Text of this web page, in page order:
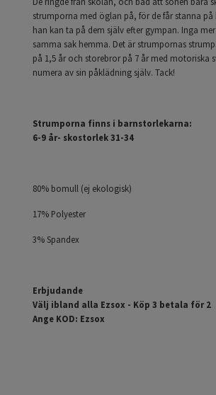
strumporna med öglan på, för de får stanna på
han kan ta på dem själv efter gympan. Inga
samma sak hemma. Det är strumpornas
på 1,5 år och storebror på 7 år med motoriska
numera av sin påklädning själv. Tack!
Strumporna finns i barnstorlekarna:
6-9 år- skostorlek 31-34
80% bomull (ej ekologisk)
17% Polyester
3% Spandex
Erbjudande
Välj ibland alla Ezsox - Köp 3 betala för 2
Ange KOD: Ezsox